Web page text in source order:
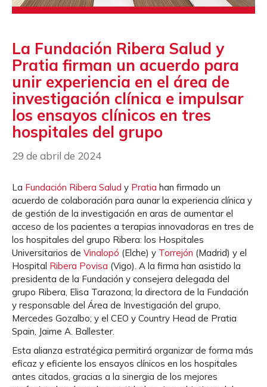
La Fundación Ribera Salud y
Pratia firman un acuerdo para
unir experiencia en el área de
investigación clínica e impulsar
los ensayos clínicos en tres
hospitales del grupo
29 de abril de 2024
La Fundación Ribera Salud y Pratia han firmado un
acuerdo de colaboración para aunar la experiencia clínica y
de gestión de la investigación en aras de aumentar el
acceso de los pacientes a terapias innovadoras en tres de
los hospitales del grupo Ribera: los Hospitales
Universitarios de Vinalopó (Elche) y Torrejón (Madrid) y el
Hospital Ribera Povisa (Vigo). A la firma han asistido la
presidenta de la Fundación y consejera delegada del
grupo Ribera, Elisa Tarazona; la directora de la Fundación
y responsable del Área de Investigación del grupo,
Mercedes Gozalbo; y el CEO y Country Head de Pratia
Spain, Jaime A. Ballester.
Esta alianza estratégica permitirá organizar de forma más
eficaz y eficiente los ensayos clínicos en los hospitales
antes citados, gracias a la sinergia de los mejores